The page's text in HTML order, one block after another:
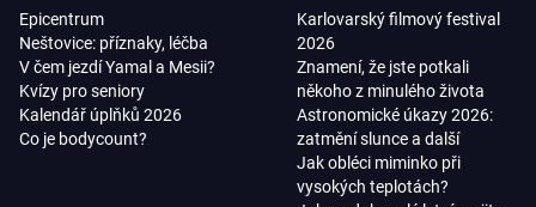
Epicentrum
Neštovice: příznaky, léčba
V čem jezdí Yamal a Mesii?
Kvízy pro seniory
Kalendář úplňků 2026
Co je bodycount?
Karlovarský filmový festival
2026
Znamení, že jste potkali
někoho z minulého života
Astronomické úkazy 2026:
zatmění slunce a další
Jak obléci miminko při
vysokých teplotách?